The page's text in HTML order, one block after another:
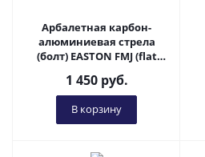
Арбалетная карбон-
алюминиевая стрела
(болт) EASTON FMJ (flat
1 450руб.
В корзину